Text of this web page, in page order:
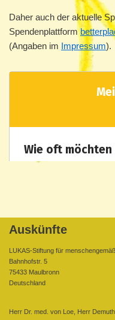
Daher auch der aktuelle
Spendenplattform
(Angaben im Impressum).
Auskünfte
LUKAS-Stiftung für
Bahnhofstr. 5
75433 Maulbronn
Deutschland
Herr Dr. med. von Loe, Herr